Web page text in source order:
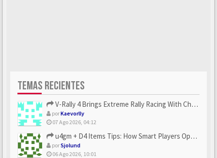
TEMAS RECIENTES
V-Rally 4 Brings Extreme Rally Racing With Challenging Track...
porKaevorlly
07 Ago 2026, 04:12
u4gm + D4 Items Tips: How Smart Players Optimize Gear, Build...
porSjolund
06 Ago 2026, 10:01